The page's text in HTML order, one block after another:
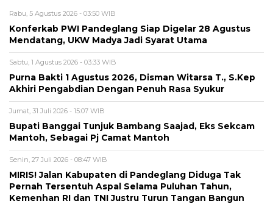
Rabu, 5 Agustus 2026 - 03:50 WIB
Konferkab PWI Pandeglang Siap Digelar 28 Agustus
Mendatang, UKW Madya Jadi Syarat Utama
Sabtu, 1 Agustus 2026 - 03:33 WIB
Purna Bakti 1 Agustus 2026, Disman Witarsa T., S.Kep
Akhiri Pengabdian Dengan Penuh Rasa Syukur
Jumat, 31 Juli 2026 - 15:07 WIB
Bupati Banggai Tunjuk Bambang Saajad, Eks Sekcam
Mantoh, Sebagai Pj Camat Mantoh
Senin, 27 Juli 2026 - 08:47 WIB
MIRIS! Jalan Kabupaten di Pandeglang Diduga Tak
Pernah Tersentuh Aspal Selama Puluhan Tahun,
Kemenhan RI dan TNI Justru Turun Tangan Bangun